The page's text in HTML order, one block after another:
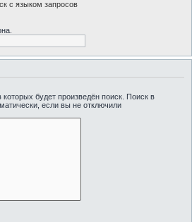
с языком запросов
будет произведён поиск. Поиск в
если вы не отключили